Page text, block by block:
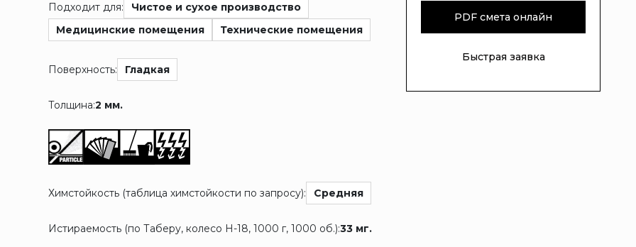
Подходит для:
Чистое и сухое производство
Медицинские помещения
Технические помещения
Поверхность: Гладкая
Толщина:2 мм.
Химстойкость (таблица химстойкости по запросу): Средняя
Истираемость (по Таберу, колесо Н-18, 1000 г, 1000 об.):33 мг.
PDF смета онлайн
Быстрая заявка